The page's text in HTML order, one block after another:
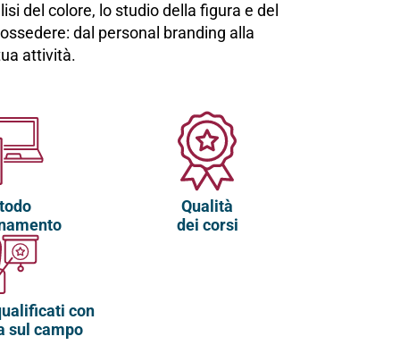
del colore, lo studio della figura e del
dal personal branding alla
attività.
Qualità
dei corsi
con
sul campo